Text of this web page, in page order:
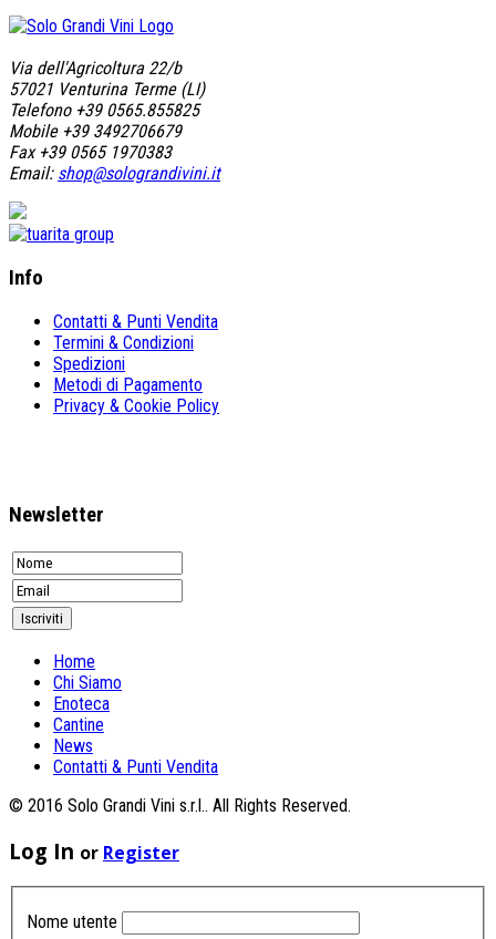
Via dell'Agricoltura 22/b
57021 Venturina Terme (LI)
Telefono +39 0565.855825
Mobile +39 3492706679
Fax +39 0565 1970383
Email: shop@solograndivini.it
Info
Contatti & Punti Vendita
Termini & Condizioni
Spedizioni
Metodi di Pagamento
Privacy & Cookie Policy
Newsletter
Home
Chi Siamo
Enoteca
Cantine
News
Contatti & Punti Vendita
© 2016 Solo Grandi Vini s.r.l.. All Rights Reserved.
Log In or Register
Nome utente